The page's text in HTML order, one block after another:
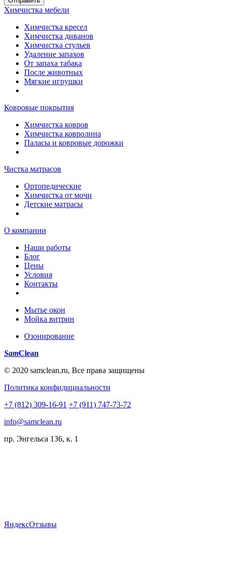
Химчистка мебели
Химчистка кресел
Химчистка диванов
Химчистка стульев
Удаление запахов
От запаха табака
После животных
Мягкие игрушки
Ковровые покрытия
Химчистка ковров
Химчистка ковролина
Паласы и ковровые дорожки
Чистка матрасов
Ортопедические
Химчистка от мочи
Детские матрасы
О компании
Наши работы
Блог
Цены
Условия
Контакты
Мытье окон
Мойка витрин
Озонирование
SamClean
© 2020 samclean.ru, Все права защищены
Политика конфидициальности
+7 (812) 309-16-91 +7 (911) 747-73-72
info@samclean.ru
пр. Энгельса 136, к. 1
ЯндексОтзывы